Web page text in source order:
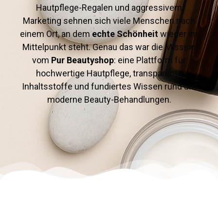
Hautpflege-Regalen und aggressivem
Marketing sehnen sich viele Menschen nach
einem Ort, an demechte Schönheitwieder im
Mittelpunkt steht. Genau das war die Mission
vom Pur Beautyshop: eine Plattform für
hochwertige Hautpflege, transparente
Inhaltsstoffe und fundiertes Wissen rund um
moderne Beauty-Behandlungen.